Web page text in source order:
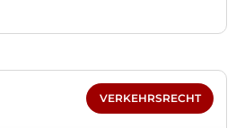
VERKEHRSRECHT